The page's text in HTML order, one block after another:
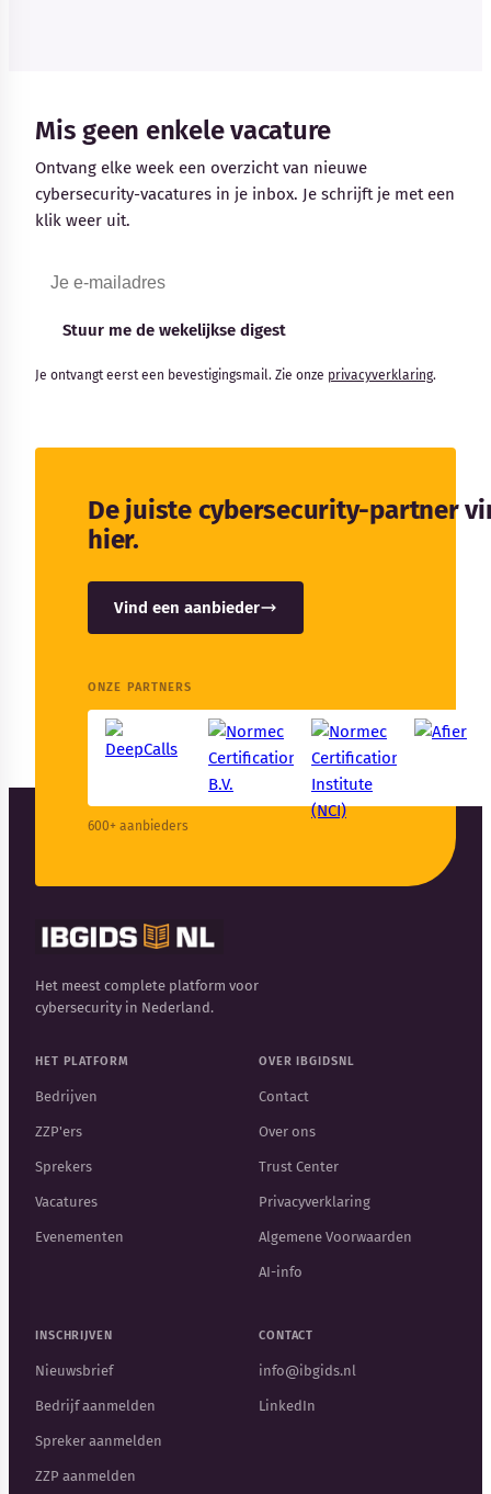
Mis geen enkele vacature
Ontvang elke week een overzicht van nieuwe
cybersecurity-vacatures in je inbox. Je schrijft je met een
klik weer uit.
Stuur me de wekelijkse digest
Je ontvangt eerst een bevestigingsmail. Zie onze privacyverklaring.
De juiste cybersecurity-partner
hier.
Vind een aanbieder
ONZE PARTNERS
600+ aanbieders
Het meest complete platform voor
cybersecurity in Nederland.
HET PLATFORM
Bedrijven
ZZP'ers
Sprekers
Vacatures
Evenementen
OVER IBGIDSNL
Contact
Over ons
Trust Center
Privacyverklaring
Algemene Voorwaarden
AI-info
INSCHRIJVEN
Nieuwsbrief
Bedrijf aanmelden
Spreker aanmelden
ZZP aanmelden
CONTACT
info@ibgids.nl
LinkedIn